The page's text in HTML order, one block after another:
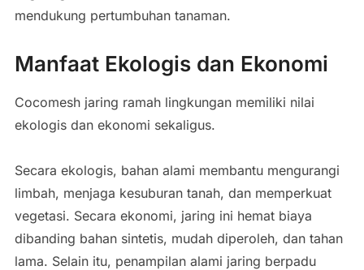
mendukung pertumbuhan tanaman.
Manfaat Ekologis dan Ekonomi
Cocomesh jaring ramah lingkungan memiliki nilai
ekologis dan ekonomi sekaligus.
Secara ekologis, bahan alami membantu mengurangi
limbah, menjaga kesuburan tanah, dan memperkuat
vegetasi. Secara ekonomi, jaring ini hemat biaya
dibanding bahan sintetis, mudah diperoleh, dan tahan
lama. Selain itu, penampilan alami jaring berpadu